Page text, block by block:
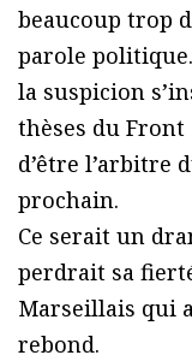
beaucoup trop
parole
la suspicion
thèses du
d’être l’arbitre
prochain.
Ce serait un
perdrait sa
Marseillais qui
rebond.